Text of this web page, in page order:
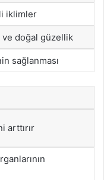
iklimler
doğal güzellik
sağlanması
arttırır